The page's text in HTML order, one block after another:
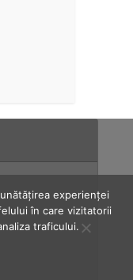
experienței
în care vizitatorii
traficului.